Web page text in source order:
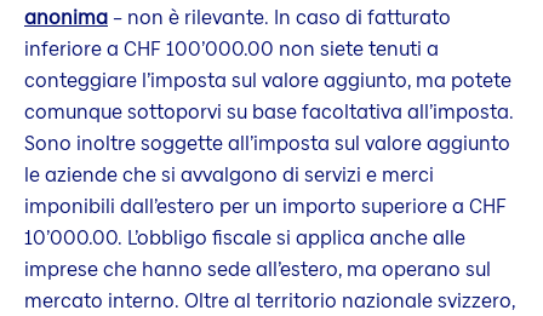
anonima– non è rilevante. In caso di fatturato
inferiore a CHF 100’000.00 non siete tenuti a
conteggiare l’imposta sul valore aggiunto, ma potete
comunque sottoporvi su base facoltativa all’imposta.
Sono inoltre soggette all’imposta sul valore aggiunto
le aziende che si avvalgono di servizi e merci
imponibili dall’estero per un importo superiore a CHF
10’000.00. L’obbligo fiscale si applica anche alle
imprese che hanno sede all’estero, ma operano sul
mercato interno. Oltre al territorio nazionale svizzero,